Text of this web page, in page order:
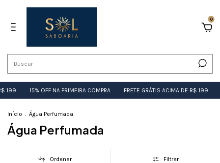
0
199 15% OFF NA PRIMEIRA COMPRA FRETE GRÁTIS ACIMA DE R$ 199
Início . Água Perfumada
Água Perfumada
Ordenar Filtrar